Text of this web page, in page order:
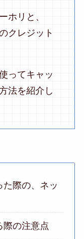
ホリと、
クレジット
ってキャッ
法を紹介し
際の、ネッ
際の注意点